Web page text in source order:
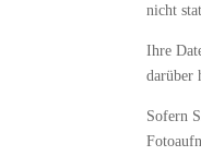
nicht
Ihre
darüber
Sofern